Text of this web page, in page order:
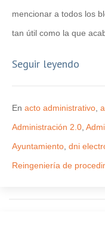
mencionar a todos los
tan útil como la que
Seguir leyendo
En acto administrativo
Administración 2.0
Ayuntamiento dni
Reingeniería de